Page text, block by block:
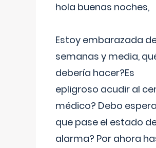
hola buenas noches,
Estoy embarazada
semanas y media,
debería hacer?Es
epligroso acudir al
médico? Debo
que pase el estado
alarma? Por ahora